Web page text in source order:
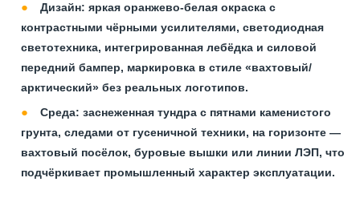
Дизайн: яркая оранжево‑белая окраска с
контрастными чёрными усилителями, светодиодная
светотехника, интегрированная лебёдка и силовой
передний бампер, маркировка в стиле «вахтовый/
арктический» без реальных логотипов.
Среда: заснеженная тундра с пятнами каменистого
грунта, следами от гусеничной техники, на горизонте —
вахтовый посёлок, буровые вышки или линии ЛЭП, что
подчёркивает промышленный характер эксплуатации.